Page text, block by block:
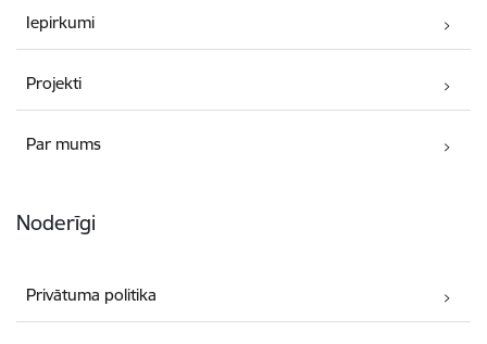
Iepirkumi
Projekti
Par mums
Noderīgi
Privātuma politika